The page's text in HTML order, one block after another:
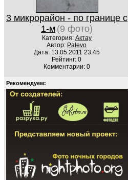
3 микрорайон - по границе с
1-м (9 фото)
Категория: Актау
Автор: Palevo
Дата: 13.05.2011 23:45
Рейтинг: 0
Комментарии: 0
Рекомендуем: